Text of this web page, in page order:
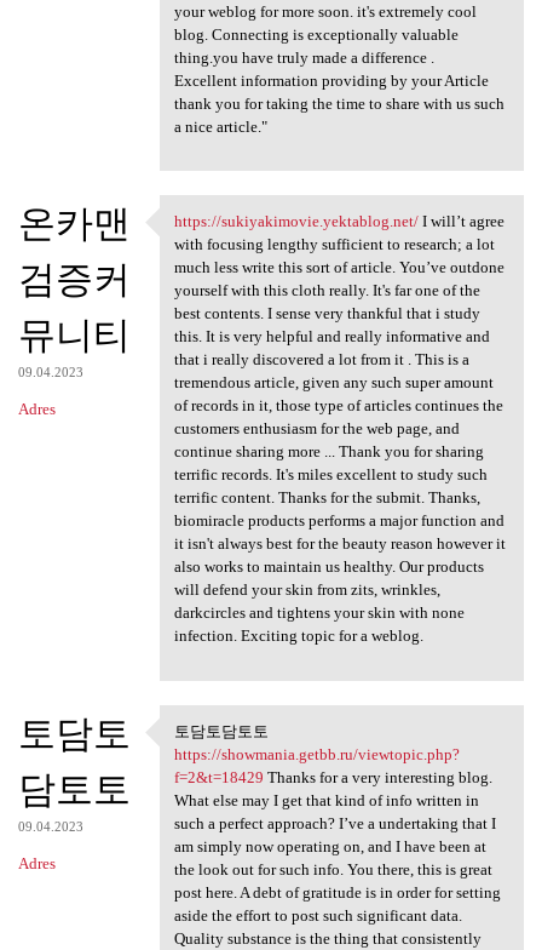
your weblog for more soon. it's extremely cool
blog. Connecting is exceptionally valuable
thing.you have truly made a difference .
Excellent information providing by your Article
thank you for taking the time to share with us such
a nice article."
온카맨
검증커
뮤니티
09.04.2023
Adres
https://sukiyakimovie
https://sukiyakimovie.yektablog.net/I will’t agree
with focusing lengthy sufficient to research; a lot
much less write this sort of article. You’ve outdone
yourself with this cloth really. It's far one of the
best contents. I sense very thankful that i study
this. It is very helpful and really informative and
that i really discovered a lot from it . This is a
tremendous article, given any such super amount
of records in it, those type of articles continues the
customers enthusiasm for the web page, and
continue sharing more ... Thank you for sharing
terrific records. It's miles excellent to study such
terrific content. Thanks for the submit. Thanks,
biomiracle products performs a major function and
it isn't always best for the beauty reason however it
also works to maintain us healthy. Our products
will defend your skin from zits, wrinkles,
darkcircles and tightens your skin with none
infection. Exciting topic for a weblog.
토담토
담토토
09.04.2023
Adres
토담토담토토 https://showmania
토담토담토토
https://showmania.getbb.ru/viewtopic.php?
f=2&t=18429 Thanks for a very interesting blog.
What else may I get that kind of info written in
such a perfect approach? I’ve a undertaking that I
am simply now operating on, and I have been at
the look out for such info. You there, this is great
post here. A debt of gratitude is in order for setting
aside the effort to post such significant data.
Quality substance is the thing that consistently